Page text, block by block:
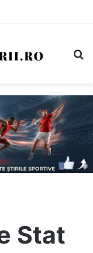
Stat